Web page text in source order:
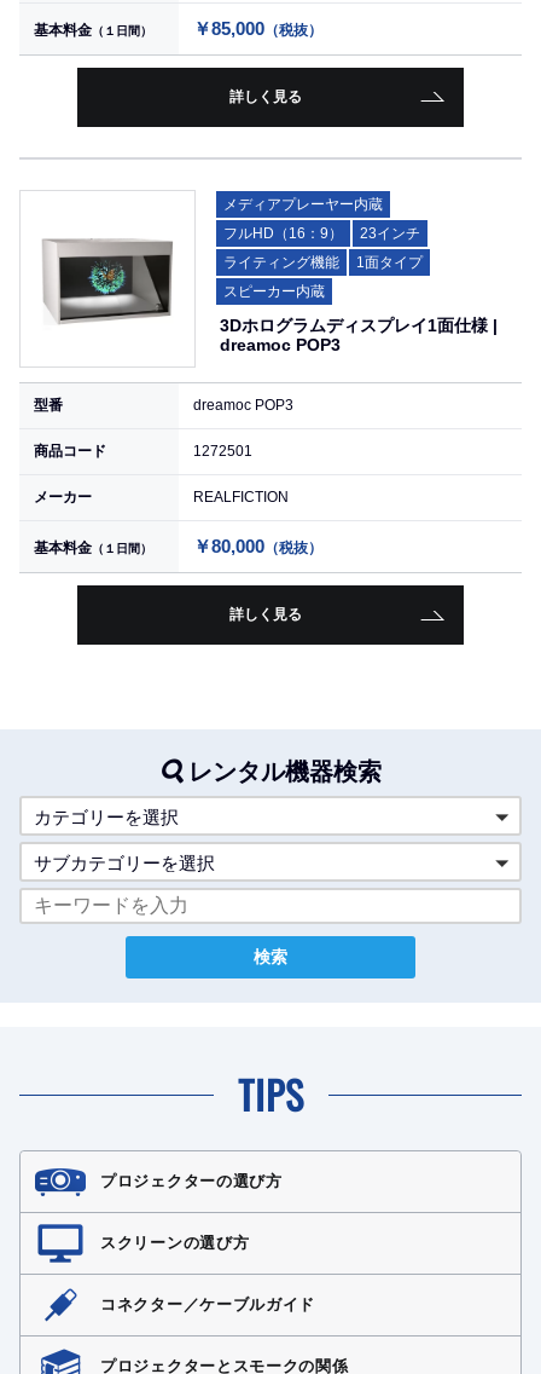
基本料金 （１日間） ￥85,000 （税抜）
詳しく見る
メディアプレーヤー内蔵
フルHD（16：9）
23インチ
ライティング機能
1面タイプ
スピーカー内蔵
3Dホログラムディスプレイ1面仕様 |
dreamoc POP3
型番 dreamoc POP3
商品コード 1272501
メーカー REALFICTION
基本料金 （１日間） ￥80,000 （税抜）
詳しく見る
レンタル機器検索
カテゴリーを選択
サブカテゴリーを選択
TIPS
プロジェクターの選び方
スクリーンの選び方
コネクター／ケーブルガイド
プロジェクターとスモークの関係